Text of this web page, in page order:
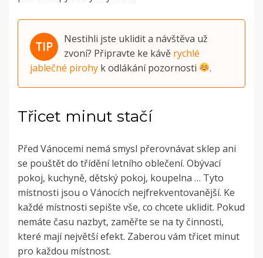
Nestihli jste uklidit a návštěva už
zvoní? Připravte ke kávě rychlé
jablečné pirohy k odlákání pozornosti .
Třicet minut stačí
Před Vánocemi nemá smysl přerovnávat sklep ani
se pouštět do třídění letního oblečení. Obývací
pokoj, kuchyně, dětský pokoj, koupelna … Tyto
místnosti jsou o Vánocích nejfrekventovanější. Ke
každé místnosti sepište vše, co chcete uklidit. Pokud
nemáte času nazbyt, zaměřte se na ty činnosti,
které mají největší efekt. Zaberou vám třicet minut
pro každou místnost.